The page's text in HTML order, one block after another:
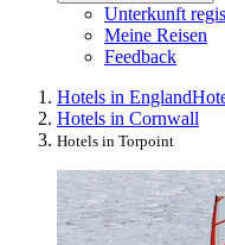
Unterkunft
Meine Reisen
Feedback
Hotels in England
Hotels in Cornwall
Hotels in Torpoint